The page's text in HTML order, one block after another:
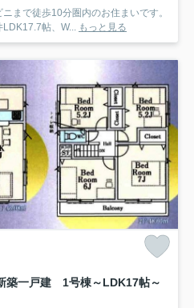
まで徒歩10分圏内のお住まいです。
帖、W... もっと見る
築一戸建 1号棟～LDK17帖～